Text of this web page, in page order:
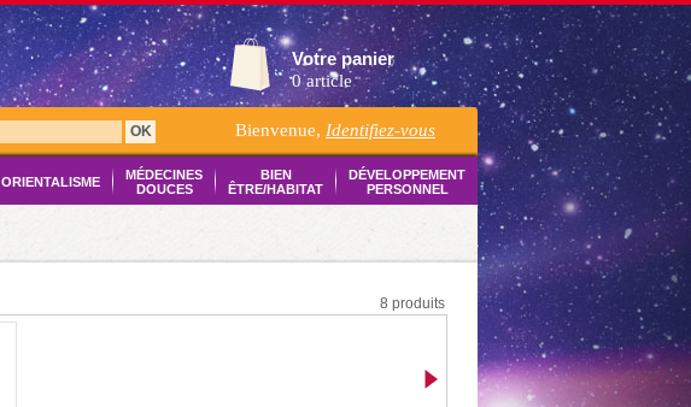
Votre panier
0 article
OK Bienvenue, Identifiez-vous
ORIENTALISME
MÉDECINES
DOUCES
BIEN
ÊTRE/HABITAT
DÉVELOPPEMENT
PERSONNEL
8 produits